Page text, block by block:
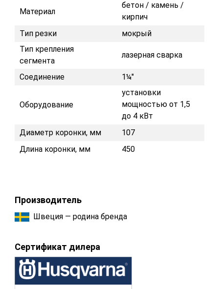
Материал
бетон / камень /
кирпич
Тип резки
мокрый
Тип крепления
сегмента
лазерная сварка
Соединение 1¼"
Оборудование
установки
мощностью от 1,5
до 4 кВт
Диаметр коронки, мм
107
Длина коронки, мм
450
Производитель
Швеция — родина бренда
Сертификат дилера